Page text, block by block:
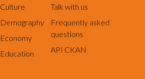
Culture
Demography
Economy
Education
Talk with us
Frequently asked
questions
API CKAN